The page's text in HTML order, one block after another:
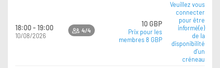
18:00 - 19:00
10/08/2026
4/4
10 GBP
Prix pour les
membres 8 GBP
Veuillez vous
connecter
pour être
informé(e)
de la
disponibilité
d’un
créneau